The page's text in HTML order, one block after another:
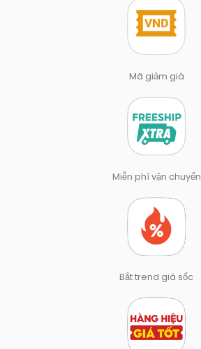
Mã giảm giá
Miễn phí vận chuyển
Bắt trend giá sốc